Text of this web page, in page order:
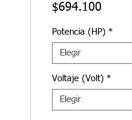
$694.100Precio
Potencia (HP) *
Elegir
Voltaje (Volt) *
Elegir